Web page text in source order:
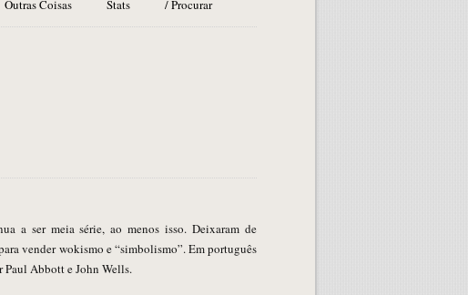
Outras Coisas Stats / Procurar
a ser meia série, ao menos isso. Deixaram de
vender wokismo e “simbolismo”. Em português
Abbott e John Wells.